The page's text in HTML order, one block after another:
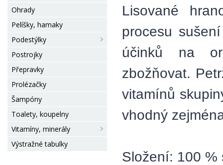
Ohrady
Pelíšky, hamaky
Podestýlky
Postrojky
Přepravky
Prolézačky
Šampóny
Toalety, koupelny
Vitamíny, minerály
Výstražné tabulky
Lisované
procesu
účinků na
zbožňovat.
vitamínů
vhodný
Složení: 100 %